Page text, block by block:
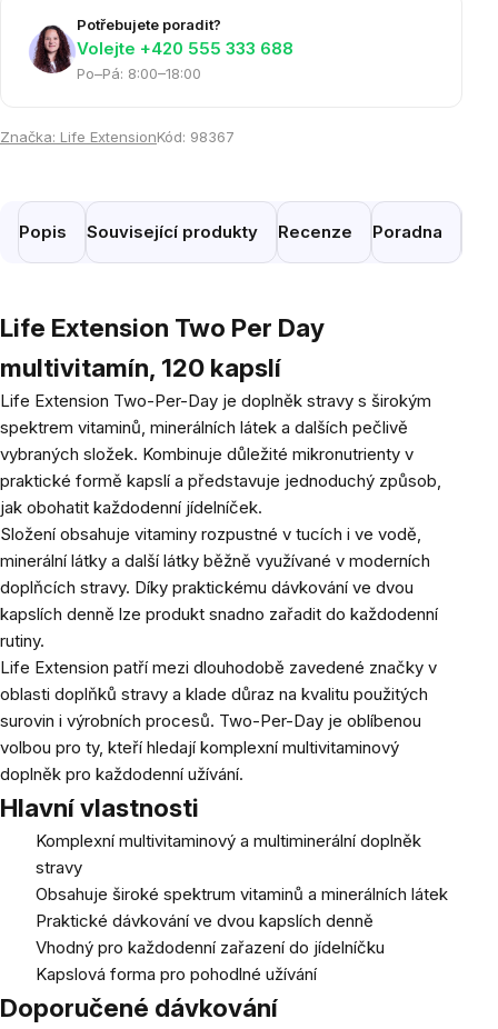
Potřebujete poradit?
Volejte ‭+420 555 333 688
Po–Pá: 8:00–18:00
Značka: Life ExtensionKód: 98367
Popis Související produkty Recenze Poradna
Life Extension Two Per Day
multivitamín, 120 kapslí
Life Extension Two-Per-Day je doplněk stravy s širokým
spektrem vitaminů, minerálních látek a dalších pečlivě
vybraných složek. Kombinuje důležité mikronutrienty v
praktické formě kapslí a představuje jednoduchý způsob,
jak obohatit každodenní jídelníček.
Složení obsahuje vitaminy rozpustné v tucích i ve vodě,
minerální látky a další látky běžně využívané v moderních
doplňcích stravy. Díky praktickému dávkování ve dvou
kapslích denně lze produkt snadno zařadit do každodenní
rutiny.
Life Extension patří mezi dlouhodobě zavedené značky v
oblasti doplňků stravy a klade důraz na kvalitu použitých
surovin i výrobních procesů. Two-Per-Day je oblíbenou
volbou pro ty, kteří hledají komplexní multivitaminový
doplněk pro každodenní užívání.
Hlavní vlastnosti
Komplexní multivitaminový a multiminerální doplněk
stravy
Obsahuje široké spektrum vitaminů a minerálních látek
Praktické dávkování ve dvou kapslích denně
Vhodný pro každodenní zařazení do jídelníčku
Kapslová forma pro pohodlné užívání
Doporučené dávkování